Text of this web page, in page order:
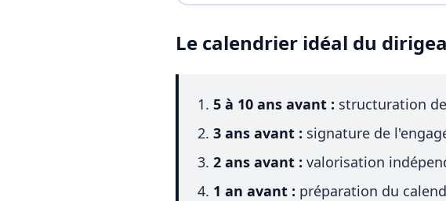
Le calendrier idéal du
5 à 10 ans avant : structuration
3 ans avant : signature de
2 ans avant : valorisation
1 an avant : préparation du